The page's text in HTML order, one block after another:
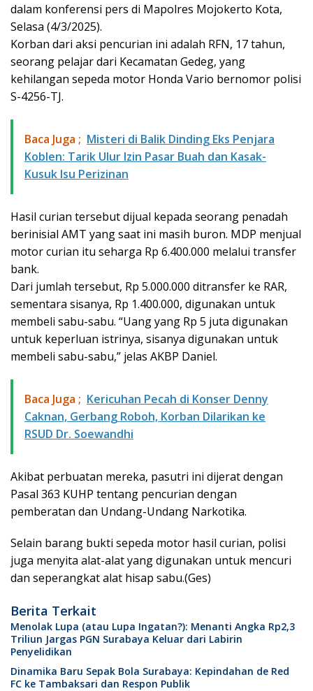
dalam konferensi pers di Mapolres Mojokerto Kota,
Selasa (4/3/2025).
Korban dari aksi pencurian ini adalah RFN, 17 tahun,
seorang pelajar dari Kecamatan Gedeg, yang
kehilangan sepeda motor Honda Vario bernomor polisi
S-4256-TJ.
Baca Juga ; Misteri di Balik Dinding Eks Penjara
Koblen: Tarik Ulur Izin Pasar Buah dan Kasak-
Kusuk Isu Perizinan
Hasil curian tersebut dijual kepada seorang penadah
berinisial AMT yang saat ini masih buron. MDP menjual
motor curian itu seharga Rp 6.400.000 melalui transfer
bank.
Dari jumlah tersebut, Rp 5.000.000 ditransfer ke RAR,
sementara sisanya, Rp 1.400.000, digunakan untuk
membeli sabu-sabu. “Uang yang Rp 5 juta digunakan
untuk keperluan istrinya, sisanya digunakan untuk
membeli sabu-sabu,” jelas AKBP Daniel.
Baca Juga ; Kericuhan Pecah di Konser Denny
Caknan, Gerbang Roboh, Korban Dilarikan ke
RSUD Dr. Soewandhi
Akibat perbuatan mereka, pasutri ini dijerat dengan
Pasal 363 KUHP tentang pencurian dengan
pemberatan dan Undang-Undang Narkotika.
Selain barang bukti sepeda motor hasil curian, polisi
juga menyita alat-alat yang digunakan untuk mencuri
dan seperangkat alat hisap sabu.(Ges)
Berita Terkait
Menolak Lupa (atau Lupa Ingatan?): Menanti Angka Rp2,3
Triliun Jargas PGN Surabaya Keluar dari Labirin
Penyelidikan
Dinamika Baru Sepak Bola Surabaya: Kepindahan de Red
FC ke Tambaksari dan Respon Publik